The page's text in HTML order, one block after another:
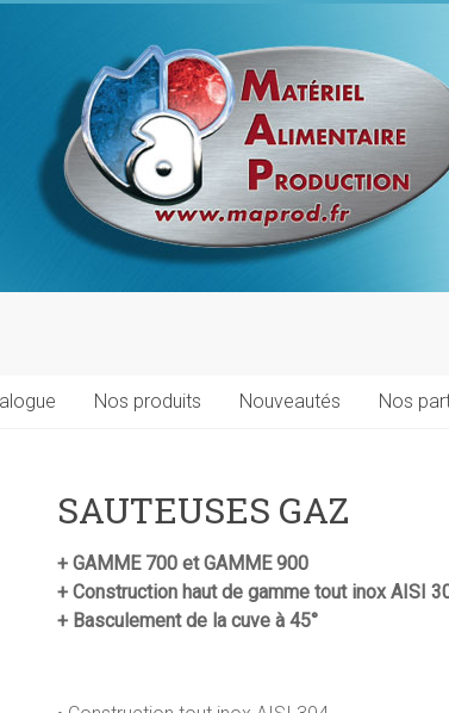
Nos produits Nouveautés Nos
SAUTEUSES GAZ
+ GAMME 700 et GAMME 900
+ Construction haut de gamme tout inox AISI
+ Basculement de la cuve à 45°